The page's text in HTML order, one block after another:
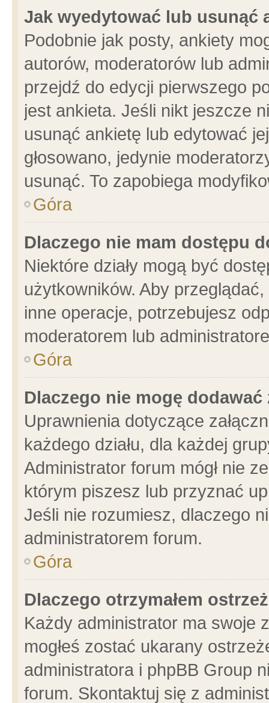
Jak wyedytować lub usunąć
Podobnie jak posty, ankiety
autorów, moderatorów lub
przejdź do edycji pierwszego
jest ankieta. Jeśli nikt jeszcze
usunąć ankietę lub edytować
głosowano, jedynie
usunąć. To zapobiega
Góra
Dlaczego nie mam dostępu
Niektóre działy mogą być
użytkowników. Aby
inne operacje, potrzebujesz
moderatorem lub
Góra
Dlaczego nie mogę dodawać
Uprawnienia dotyczące
każdego działu, dla każdej
Administrator forum mógł nie
którym piszesz lub przyznać
Jeśli nie rozumiesz, dlaczego
administratorem forum.
Góra
Dlaczego otrzymałem
Każdy administrator ma swoje
mogłeś zostać ukarany
administratora i phpBB Group
forum. Skontaktuj się z